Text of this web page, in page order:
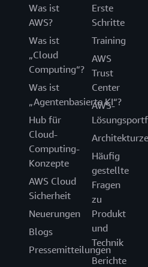
Was ist
AWS?
Was ist
„Cloud
Computing“?
Was ist
„Agentenbasierte KI“?
Hub für
Cloud-
Computing-
Konzepte
AWS Cloud
Sicherheit
Neuerungen
Blogs
Pressemitteilungen
Erste
Schritte
Training
AWS
Trust
Center
AWS-
Häufig
gestellte
Fragen
zu
Produkt
und
Technik
Berichte